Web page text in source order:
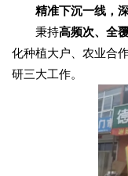
精准下沉一线，深
秉持高频次、全
化种植大户、农业合
研三大工作。